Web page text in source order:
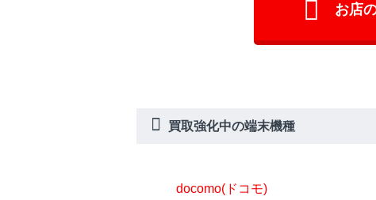
お店
買取強化中の端末機種
docomo(ドコモ)